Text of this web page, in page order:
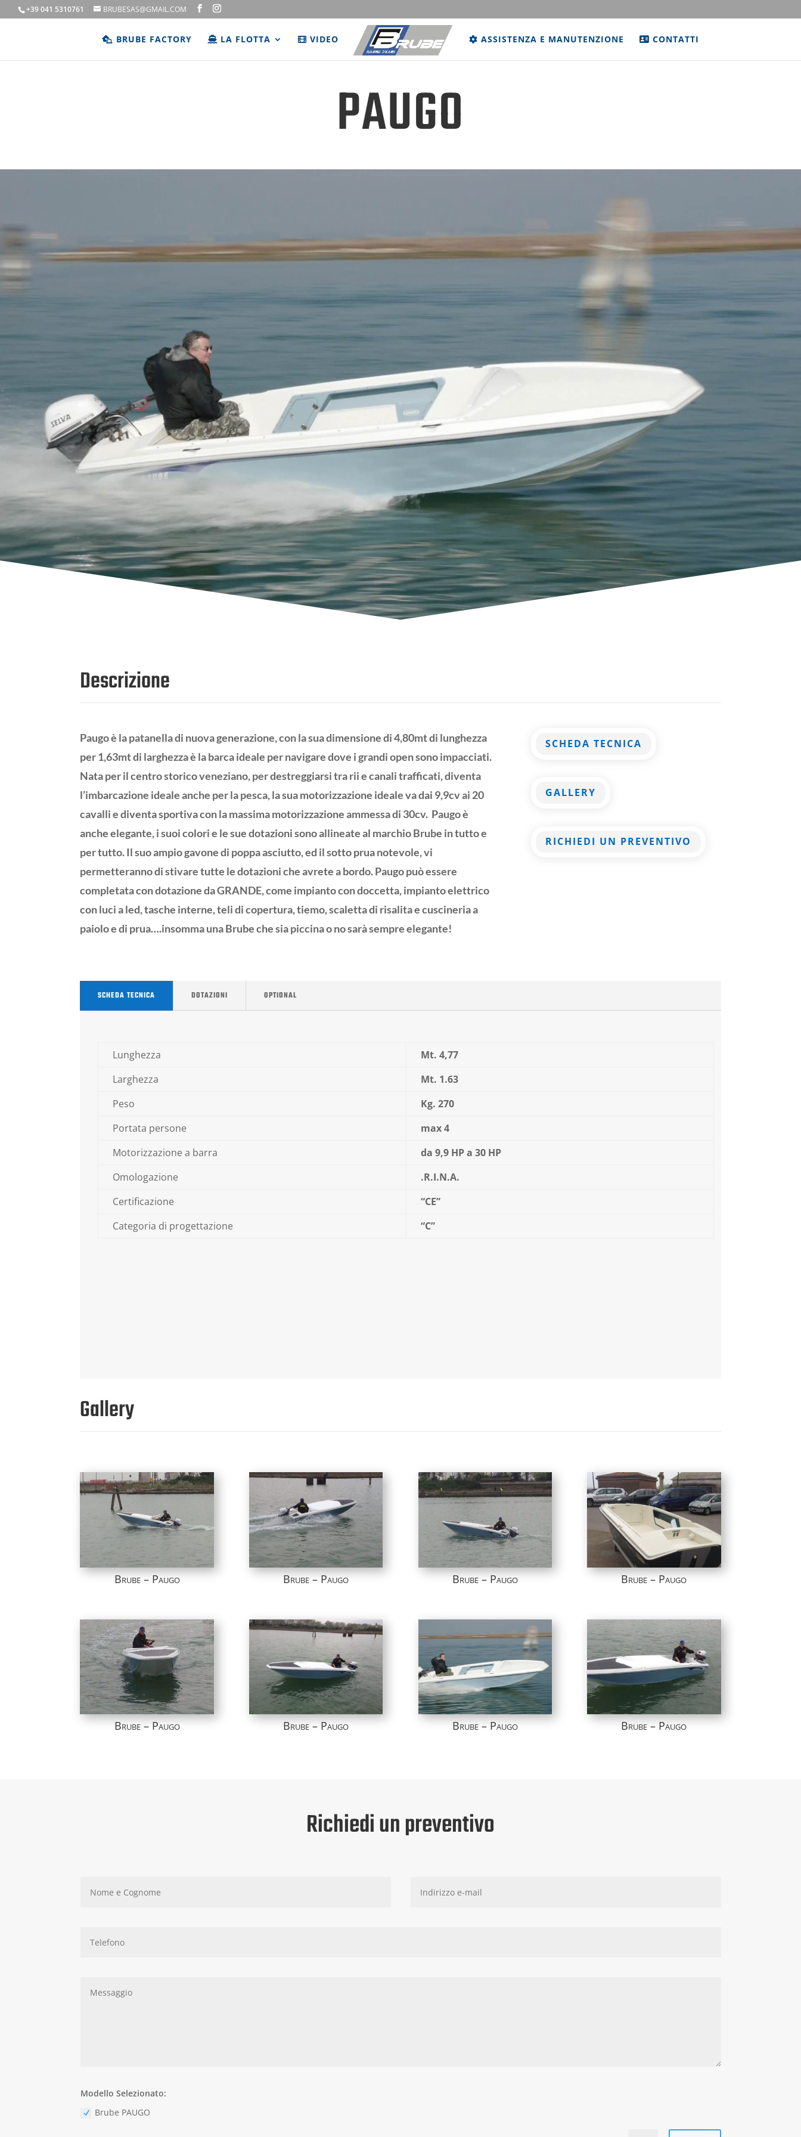
+39 041 5310761 BRUBESAS@GMAIL.COM
BRUBE FACTORY LA FLOTTA VIDEO ASSISTENZA E MANUTENZIONE CONTATTI
PAUGO
Descrizione
Paugo è la patanella di nuova generazione, con la sua dimensione di 4,80mt di lunghezza
per 1,63mt di larghezza è la barca ideale per navigare dove i grandi open sono impacciati.
Nata per il centro storico veneziano, per destreggiarsi tra rii e canali trafficati, diventa
l’imbarcazione ideale anche per la pesca, la sua motorizzazione ideale va dai 9,9cv ai 20
cavalli e diventa sportiva con la massima motorizzazione ammessa di 30cv. Paugo è
anche elegante, i suoi colori e le sue dotazioni sono allineate al marchio Brube in tutto e
per tutto. Il suo ampio gavone di poppa asciutto, ed il sotto prua notevole, vi
permetteranno di stivare tutte le dotazioni che avrete a bordo. Paugo può essere
completata con dotazione da GRANDE, come impianto con doccetta, impianto elettrico
con luci a led, tasche interne, teli di copertura, tiemo, scaletta di risalita e cuscineria a
paiolo e di prua….insomma una Brube che sia piccina o no sarà sempre elegante!
SCHEDA TECNICA
GALLERY
RICHIEDI UN PREVENTIVO
SCHEDA TECNICA DOTAZIONI OPTIONAL
Lunghezza
Mt. 4,77
Larghezza
Mt. 1.63
Peso
Kg. 270
Portata persone
max 4
Motorizzazione a barra
da 9,9 HP a 30 HP
Omologazione
.R.I.N.A.
Certificazione
“CE”
Categoria di progettazione
“C”
Gallery
Brube – Paugo Brube – Paugo Brube – Paugo Brube – Paugo
Brube – Paugo Brube – Paugo Brube – Paugo Brube – Paugo
Richiedi un preventivo
Modello Selezionato:
Brube PAUGO